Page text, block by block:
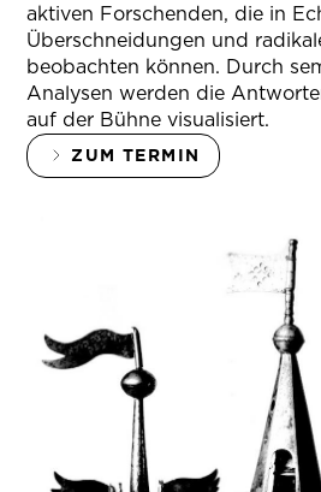
aktiven Forschenden, die in
Überschneidungen und
beobachten können. Durch
Analysen werden die
auf der Bühne visualisiert.
ZUM TERMIN